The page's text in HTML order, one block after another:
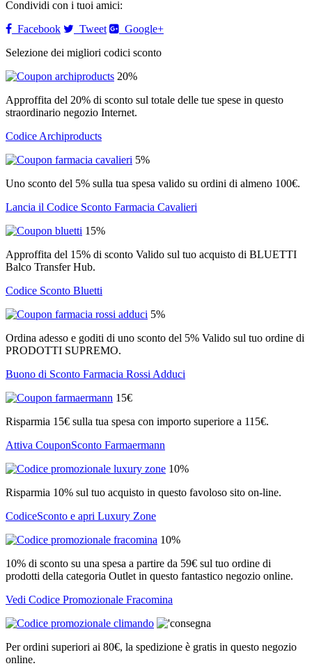
Condividi con i tuoi amici:
Facebook
Tweet
Google+
Selezione dei migliori codici sconto
20%
Approffita del 20% di sconto sul totale delle tue spese in questo
straordinario negozio Internet.
Codice Archiproducts
5%
Uno sconto del 5% sulla tua spesa valido su ordini di almeno 100€.
Lancia il Codice Sconto Farmacia Cavalieri
15%
Approffita del 15% di sconto Valido sul tuo acquisto di BLUETTI
Balco Transfer Hub.
Codice Sconto Bluetti
5%
Ordina adesso e goditi di uno sconto del 5% Valido sul tuo ordine di
PRODOTTI SUPREMO.
Buono di Sconto Farmacia Rossi Adduci
15€
Risparmia 15€ sulla tua spesa con importo superiore a 115€.
Attiva CouponSconto Farmaermann
10%
Risparmia 10% sul tuo acquisto in questo favoloso sito on-line.
CodiceSconto e apri Luxury Zone
10%
10% di sconto su una spesa a partire da 59€ sul tuo ordine di
prodotti della categoria Outlet in questo fantastico negozio online.
Vedi Codice Promozionale Fracomina
Per ordini superiori ai 80€, la spedizione è gratis in questo negozio
online.